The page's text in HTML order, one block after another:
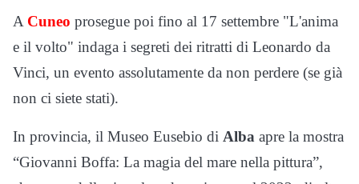
A Cuneo prosegue poi fino al 17 settembre "L'anima
e il volto" indaga i segreti dei ritratti di Leonardo da
Vinci, un evento assolutamente da non perdere (se già
non ci siete stati).
In provincia, il Museo Eusebio di Alba apre la mostra
“Giovanni Boffa: La magia del mare nella pittura”,